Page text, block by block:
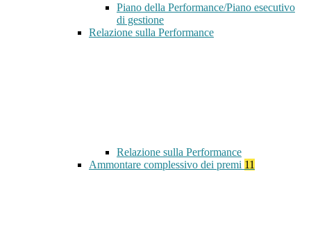
Piano della Performance/Piano esecutivo
di gestione
Relazione sulla Performance
Relazione sulla Performance
Ammontare complessivo dei premi 11